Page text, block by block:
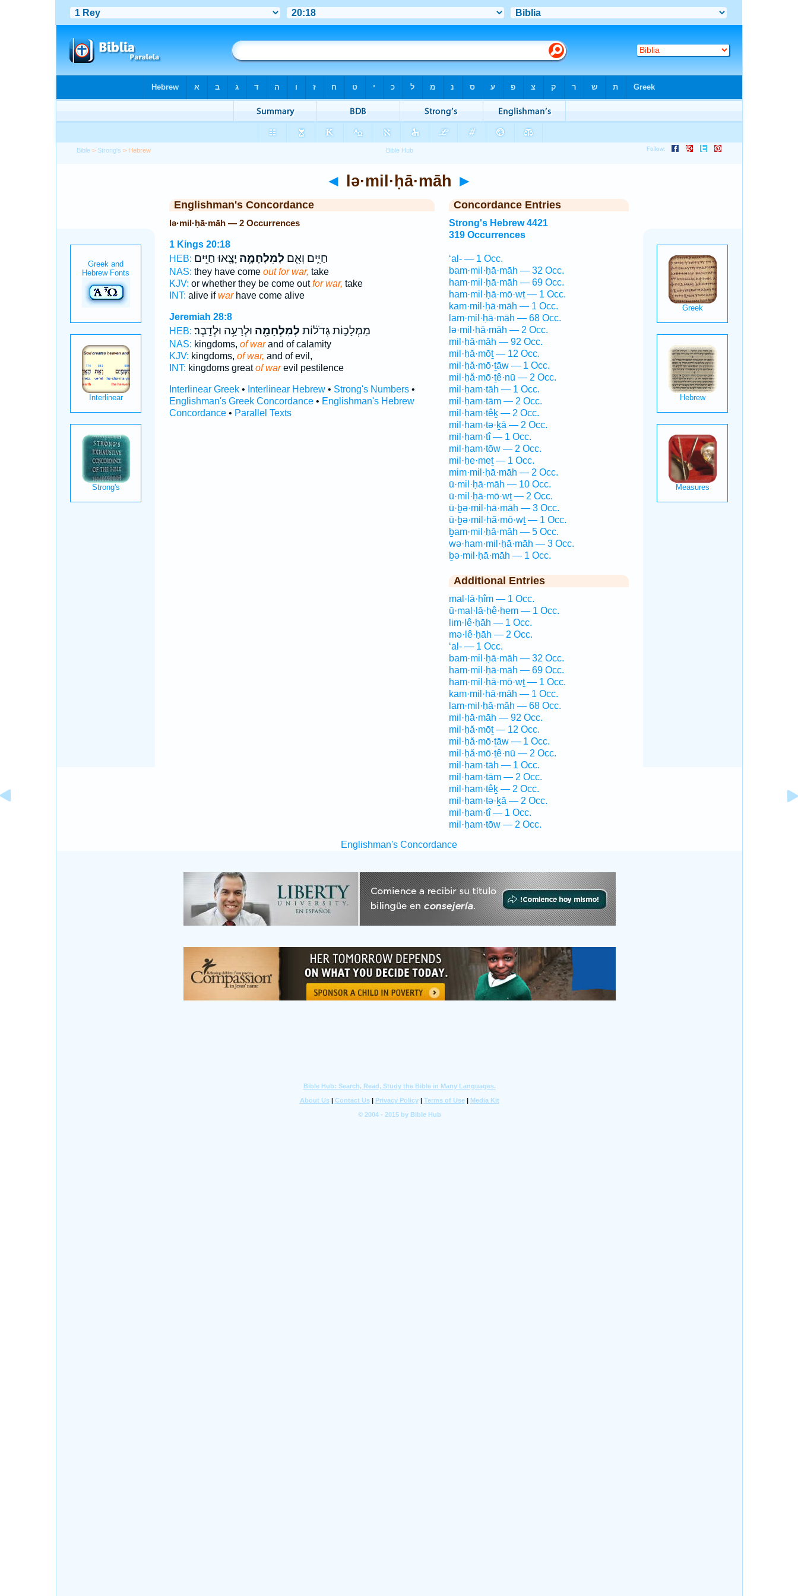
Bible > Strong's > Hebrew
◄ lə·mil·ḥā·māh ►
Englishman's Concordance
lə·mil·ḥā·māh — 2 Occurrences
1 Kings 20:18
HEB:
חַיִּ֑ים וְאִ֧ם לְמִלְחָמָ֛ה יָצָ֖אוּ חַיִּ֥ים
NAS: they have come out for war, take
KJV: or whether they be come outfor war, take
INT: alive ifwarhave come alive
Jeremiah 28:8
HEB:
מַמְלָכ֣וֹת גְּדֹל֔וֹת לְמִלְחָמָ֖ה וּלְרָעָ֥ה וּלְדָֽבֶר׃
NAS: kingdoms, of warand of calamity
KJV: kingdoms, of war, and of evil,
INT: kingdoms greatof warevil pestilence
Interlinear Greek• Interlinear Hebrew• Strong's Numbers•
Englishman's Greek Concordance• Englishman's Hebrew
Concordance• Parallel Texts
Concordance Entries
Strong's Hebrew 4421
319 Occurrences
‘al- — 1 Occ.
bam·mil·ḥā·māh — 32 Occ.
ham·mil·ḥā·māh — 69 Occ.
ham·mil·ḥā·mō·wṯ — 1 Occ.
kam·mil·ḥā·māh — 1 Occ.
lam·mil·ḥā·māh — 68 Occ.
lə·mil·ḥā·māh — 2 Occ.
mil·ḥā·māh — 92 Occ.
mil·ḥă·mōṯ — 12 Occ.
mil·ḥă·mō·ṯāw — 1 Occ.
mil·ḥă·mō·ṯê·nū — 2 Occ.
mil·ḥam·tāh — 1 Occ.
mil·ḥam·tām — 2 Occ.
mil·ḥam·têḵ — 2 Occ.
mil·ḥam·tə·ḵā — 2 Occ.
mil·ḥam·tî — 1 Occ.
mil·ḥam·tōw — 2 Occ.
mil·ḥe·meṯ — 1 Occ.
mim·mil·ḥā·māh — 2 Occ.
ū·mil·ḥā·māh — 10 Occ.
ū·mil·ḥā·mō·wṯ — 2 Occ.
ū·ḇə·mil·ḥā·māh — 3 Occ.
ū·ḇə·mil·ḥă·mō·wṯ — 1 Occ.
ḇam·mil·ḥā·māh — 5 Occ.
wə·ham·mil·ḥā·māh — 3 Occ.
ḇə·mil·ḥā·māh — 1 Occ.
Additional Entries
mal·lā·ḥîm — 1 Occ.
ū·mal·lā·ḥê·hem — 1 Occ.
lim·lê·ḥāh — 1 Occ.
mə·lê·ḥāh — 2 Occ.
‘al- — 1 Occ.
bam·mil·ḥā·māh — 32 Occ.
ham·mil·ḥā·māh — 69 Occ.
ham·mil·ḥā·mō·wṯ — 1 Occ.
kam·mil·ḥā·māh — 1 Occ.
lam·mil·ḥā·māh — 68 Occ.
mil·ḥā·māh — 92 Occ.
mil·ḥă·mōṯ — 12 Occ.
mil·ḥă·mō·ṯāw — 1 Occ.
mil·ḥă·mō·ṯê·nū — 2 Occ.
mil·ḥam·tāh — 1 Occ.
mil·ḥam·tām — 2 Occ.
mil·ḥam·têḵ — 2 Occ.
mil·ḥam·tə·ḵā — 2 Occ.
mil·ḥam·tî — 1 Occ.
mil·ḥam·tōw — 2 Occ.
Englishman's Concordance